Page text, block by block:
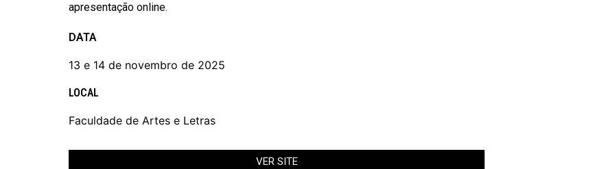
apresentação online.
DATA
13 e 14 de novembro de 2025
LOCAL
Faculdade de Artes e Letras
VER SITE